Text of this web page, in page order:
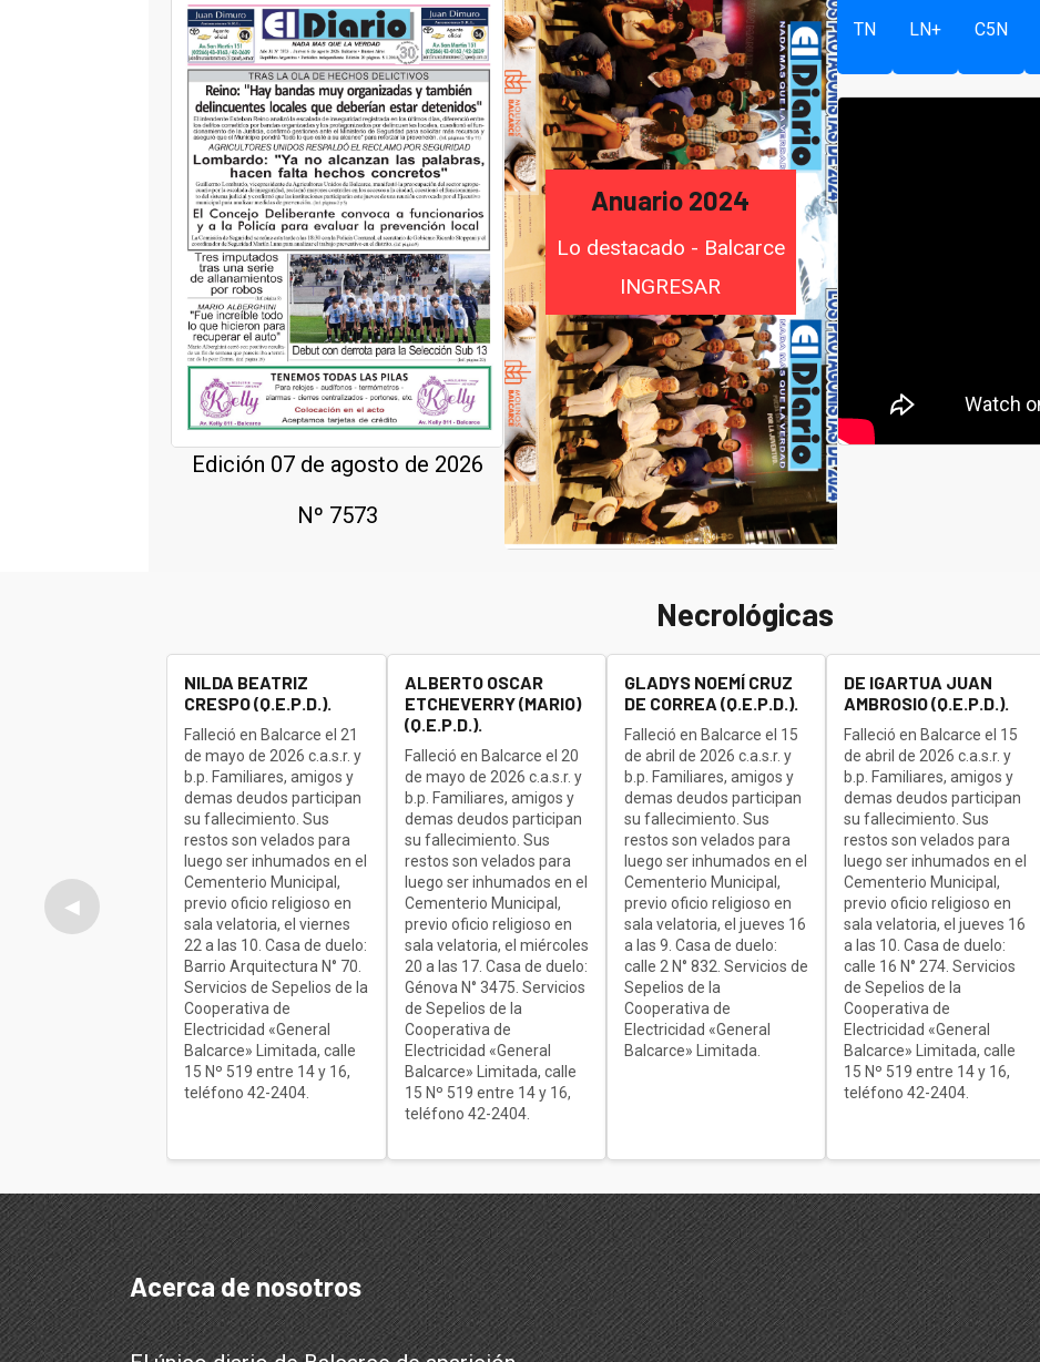
Edición 07 de agosto de 2026
Nº 7573
Anuario 2024
Lo destacado - Balcarce
INGRESAR
TN LN+ C5N
Necrológicas
◀
NILDA BEATRIZ
CRESPO (Q.E.P.D.).
Falleció en Balcarce el 21
de mayo de 2026 c.a.s.r. y
b.p. Familiares, amigos y
demas deudos participan
su fallecimiento. Sus
restos son velados para
luego ser inhumados en el
Cementerio Municipal,
previo oficio religioso en
sala velatoria, el viernes
22 a las 10. Casa de duelo:
Barrio Arquitectura N° 70.
Servicios de Sepelios de la
Cooperativa de
Electricidad «General
Balcarce» Limitada, calle
15 Nº 519 entre 14 y 16,
teléfono 42-2404.
ALBERTO OSCAR
ETCHEVERRY (MARIO)
(Q.E.P.D.).
Falleció en Balcarce el 20
de mayo de 2026 c.a.s.r. y
b.p. Familiares, amigos y
demas deudos participan
su fallecimiento. Sus
restos son velados para
luego ser inhumados en el
Cementerio Municipal,
previo oficio religioso en
sala velatoria, el miércoles
20 a las 17. Casa de duelo:
Génova N° 3475. Servicios
de Sepelios de la
Cooperativa de
Electricidad «General
Balcarce» Limitada, calle
15 Nº 519 entre 14 y 16,
teléfono 42-2404.
GLADYS NOEMÍ CRUZ
DE CORREA (Q.E.P.D.).
Falleció en Balcarce el 15
de abril de 2026 c.a.s.r. y
b.p. Familiares, amigos y
demas deudos participan
su fallecimiento. Sus
restos son velados para
luego ser inhumados en el
Cementerio Municipal,
previo oficio religioso en
sala velatoria, el jueves 16
a las 9. Casa de duelo:
calle 2 N° 832. Servicios de
Sepelios de la
Cooperativa de
Electricidad «General
Balcarce» Limitada.
DE IGARTUA JUAN
AMBROSIO (Q.E.P.D.).
Falleció en Balcarce el 15
de abril de 2026 c.a.s.r. y
b.p. Familiares, amigos y
demas deudos participan
su fallecimiento. Sus
restos son velados para
luego ser inhumados en el
Cementerio Municipal,
previo oficio religioso en
sala velatoria, el jueves 16
a las 10. Casa de duelo:
calle 16 N° 274. Servicios
de Sepelios de la
Cooperativa de
Electricidad «General
Balcarce» Limitada, calle
15 Nº 519 entre 14 y 16,
teléfono 42-2404.
Acerca de nosotros